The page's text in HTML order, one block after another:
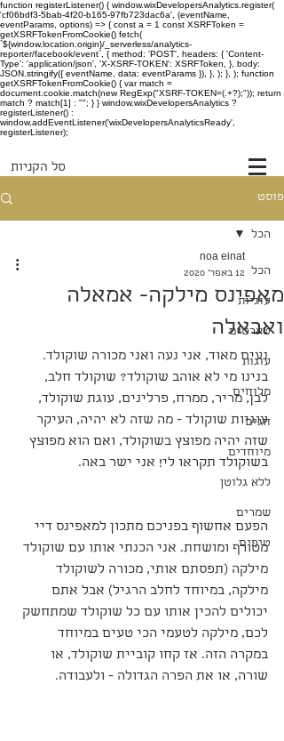
function registerListener() { window.wixDevelopersAnalytics.register(
'cf06bdf3-5bab-4f20-b165-97fb723dac6a', (eventName,
eventParams, options) => { const a = 1 const XSRFToken =
getXSRFTokenFromCookie() fetch(
`${window.location.origin}/_serverless/analytics-
reporter/facebook/event`, { method: 'POST', headers: { 'Content-
Type': 'application/json', 'X-XSRF-TOKEN': XSRFToken, }, body:
JSON.stringify({ eventName, data: eventParams }), }, ); }, ); function
getXSRFTokenFromCookie() { var match =
document.cookie.match(new RegExp("XSRF-TOKEN=(.+?);")); return
match ? match[1] : ""; } } window.wixDevelopersAnalytics ?
registerListener() :
window.addEventListener('wixDevelopersAnalyticsReady',
registerListener);
סל הקניות
פוסט
הכל
עוגיות
טארטים
עוגות
מלוחים
חגים
מיוחדים
ללא גלוטן
שמרים
טיפים
הכל
מאפינס מילקה- אמאלה
ואבאלה
noa einat
12 באפר׳ 2020
נעים מאוד, אני נעה ואני מכורה שוקולד.
בנינו מי לא אוהב שוקולד? שוקולד חלב,
לבן, מריר, ממרח, פרלינים, עוגת שוקולד,
עוגיות שוקולד - מה שזה לא יהיה, העיקר
שזה יהיה מפוצץ בשוקולד, ואם הוא מפוצץ
בשוקולד תקראו לי! אני ישר באה.
הפעם אחשוף בפניכם מתכון למאפינס דיי
מטורף ומושחת. אני הכנתי אותו עם שוקולד
מילקה (תפסתם אותי, מכורה לשוקולד
מילקה, במיוחד לחלב הרגיל) אבל אתם
יכולים להכין אותו עם כל שוקולד שמתחשק
לכם, מילקה לטעמי הכי טעים במיוחד
במקרה הזה. אז קחו קוביית שוקולד, או
שורה, או את הפרה הגדולה - ולעבודה.